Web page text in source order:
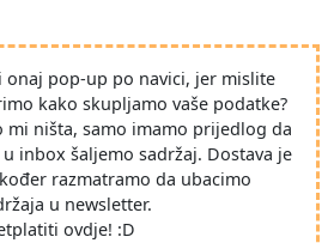
onaj pop-up po navici, jer mislite
kako skupljamo vaše podatke?
mi ništa, samo imamo prijedlog da
inbox šaljemo sadržaj. Dostava je
razmatramo da ubacimo
u newsletter.
ovdje! :D